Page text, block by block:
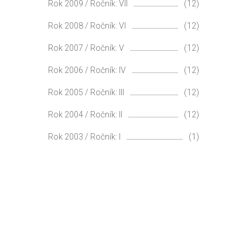
Rok 2009 / Ročník: VII (12)
Rok 2008 / Ročník: VI (12)
Rok 2007 / Ročník: V (12)
Rok 2006 / Ročník: IV (12)
Rok 2005 / Ročník: III (12)
Rok 2004 / Ročník: II (12)
Rok 2003 / Ročník: I (1)